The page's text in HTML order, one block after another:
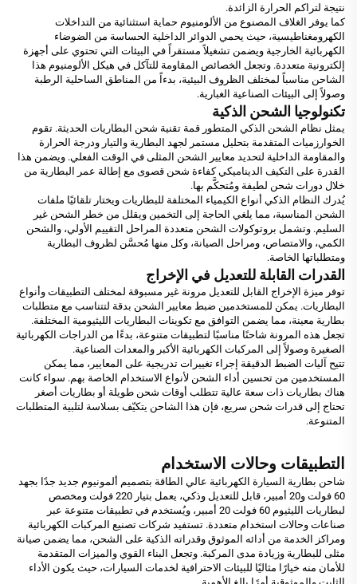
نتيجة لتراكم الحرارة الزائدة.
كما يوفر الغلاف المصنوع من الألومنيوم حماية استثنائية من التداخلات
الكهرومغناطيسية، حيث يحمي الدوائر الداخلية الحساسة من الضوضاء
الكهربائية الخارجية ويضمن تشغيلاً مستقراً في البيئات التي تحتوي على أجهزة
إلكترونية متعددة. وتجعل الخصائص المقاومة للتآكل في هيكل الألومنيوم هذا
الشاحن مناسباً لمختلف الظروف البيئية، بدءاً من المناطق الساحلية الرطبة
وصولاً إلى البيئات الصناعية الغبارية.
تكنولوجيا الشحن الذكية
يمثل نظام الشحن الذكي المتطور قمة تقنية شحن البطاريات الحديثة. تقوم
الخوارزميات المتقدمة بتحليل مستمر لجهد البطارية والتيار ودرجة الحرارة
والمقاومة الداخلية لتحديد معايير الشحن المثلى في الوقت الفعلي. ويضمن هذا
القدرة على التكيف الديناميكي كفاءة شحن قصوى مع إطالة عمر البطارية من
خلال دورات شحن لطيفة ومُتحكَّم بها.
يُدرك النظام الذكي أنواع الكيمياء المختلفة للبطاريات ويختار تلقائيًا ملفات
الشحن المناسبة، مما يلغي الحاجة إلى التخمين ويقلل من خطر الشحن غير
السليم. وتشمل بروتوكولات الشحن متعددة المراحل التقييم الأولي، والشحن
الكمي، والامتصاص، ومراحل الصيانة، وكل منها مُحسَّن لظروف البطارية
ومتطلباتها الخاصة.
القدرات القابلة للتعديل في الإخراج
توفر ميزة الإخراج القابل للتعديل مرونة غير مسبوقة لمختلف التطبيقات وأنواع
البطاريات. يمكن للمستخدمين ضبط معايير الشحن بدقة لتتناسب مع متطلبات
بطارية معينة، مما يضمن التوافق مع تكوينات البطاريات الليثيومية المختلفة.
تجعل هذه المرونة شاحنًا مناسبًا لتطبيقات متنوعة، بدءًا من الدراجات الكهربائية
الصغيرة وصولاً إلى المركبات الكهربائية الأكبر والمعدات الصناعية.
تتيح آليات الضبط الدقيقة إجراء تغييرات تدريجية على المعايير، مما يمكن
المستخدمين من تحسين أداء الشحن لأنواع الاستخدام الخاصة بهم. سواء كانت
هناك بطاريات ذات سعة عالية تتطلب أوقات شحن طويلة أو بطاريات أصغر
تحتاج إلى قدرات شحن سريع، فإن هذا الشاحن يتكيّف بسلاسة لتلبية المتطلبات
المتنوعة.
التطبيقات وحالات الاستخدام
شاحن بطارية السيارة الكهربائية عالي الطاقة بتصميم ألمونيوم جديد جدًا بجهد
60 فولت و20 أمبير، قابل للتعديل وذكي، يعمل بتيار 220 فولت ومخصص
لبطاريات الليثيوم 60 فولت 20 أمبير، ويُستخدم في تطبيقات متنوعة عبر
صناعات وحالات استخدام متعددة. تستفيد شركات تصنيع المركبات الكهربائية
ومراكز الخدمة من أدائه الموثوق وقدراته الذكية على الشحن، مما يضمن صيانة
مثلى للبطارية وزيادة مدى المركبة. وتجعل البناء القوي والميزات المتقدمة
للأمان منه خيارًا مثاليًا للبيئات الاحترافية لخدمات السيارات، حيث يكون الأداء